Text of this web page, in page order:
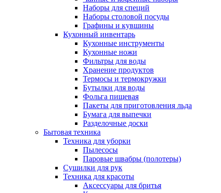
Наборы для специй
Наборы столовой посуды
Графины и кувшины
Кухонный инвентарь
Кухонные инструменты
Кухонные ножи
Фильтры для воды
Хранение продуктов
Термосы и термокружки
Бутылки для воды
Фольга пищевая
Пакеты для приготовления льда
Бумага для выпечки
Разделочные доски
Бытовая техника
Техника для уборки
Пылесосы
Паровые швабры (полотеры)
Сушилки для рук
Техника для красоты
Аксессуары для бритья